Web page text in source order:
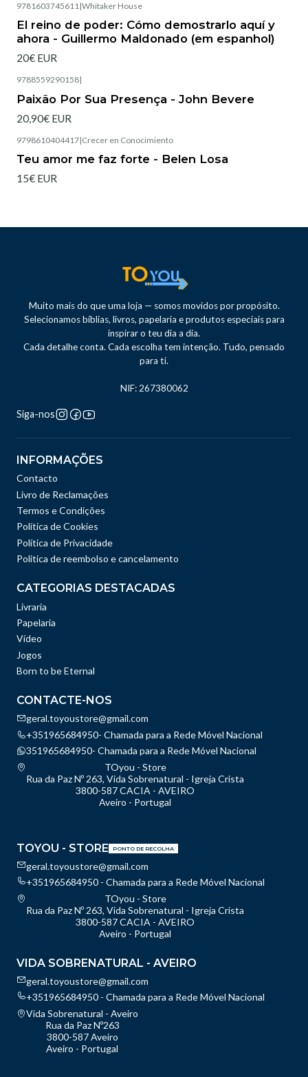
9781603745611|Whitaker House
El reino de poder: Cómo demostrarlo aquí y
ahora - Guillermo Maldonado (em espanhol)
20€ EUR
9788559290158|
Paixão Por Sua Presença - John Bevere
20,90€ EUR
9798610404417|Crecer en Conocimiento
Teu amor me faz forte - Belen Losa
15€ EUR
Muito mais do que uma loja — somos movidos por propósito.
Selecionamos bíblias, livros, papelaria e produtos especiais para
inspirar o teu dia a dia.
Cada detalhe conta. Cada escolha tem intenção. Tudo, pensado
para ti.
NIF: 267380062
Siga-nos
INFORMAÇÕES
Contacto
Livro de Reclamações
Termos e Condições
Política de Cookies
Política de Privacidade
Politica de reembolso e cancelamento
CATEGORIAS DESTACADAS
Livraria
Papelaria
Vídeo
Jogos
Born to be Eternal
CONTACTE-NOS
geral.toyoustore@gmail.com
+351965684950- Chamada para a Rede Móvel Nacional
351965684950- Chamada para a Rede Móvel Nacional
TOyou - Store
Rua da Paz Nº 263, Vida Sobrenatural - Igreja Crista
3800-587 CACIA - AVEIRO
Aveiro - Portugal
TOYOU - STORE PONTO DE RECOLHA
geral.toyoustore@gmail.com
+351965684950 - Chamada para a Rede Móvel Nacional
TOyou - Store
Rua da Paz Nº 263, Vida Sobrenatural - Igreja Crista
3800-587 CACIA - AVEIRO
Aveiro - Portugal
VIDA SOBRENATURAL - AVEIRO
geral.toyoustore@gmail.com
+351965684950 - Chamada para a Rede Móvel Nacional
Vida Sobrenatural - Aveiro
Rua da Paz Nº263
3800-587 Aveiro
Aveiro - Portugal